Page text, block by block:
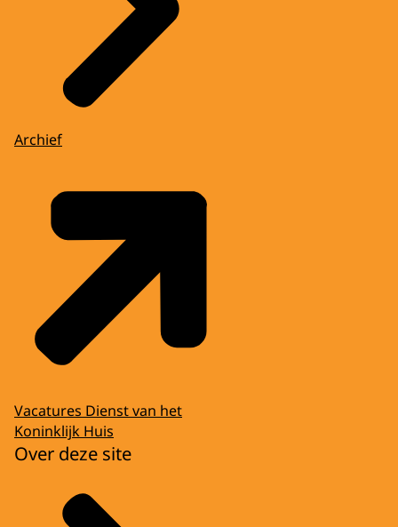
Archief
Vacatures Dienst van het
Koninklijk Huis
Over deze site